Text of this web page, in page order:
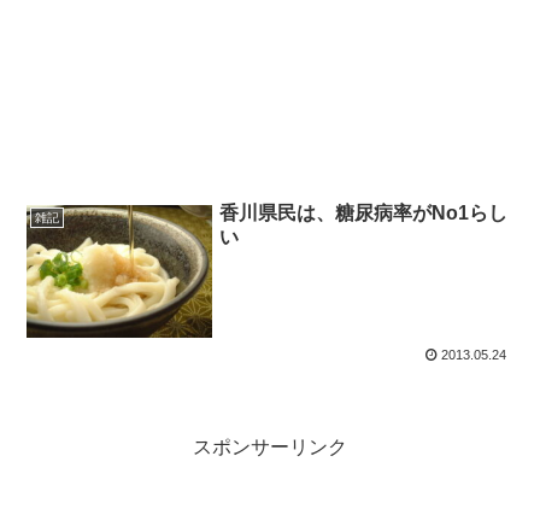
雑記
香川県民は、糖尿病率がNo1らし
い
2013.05.24
スポンサーリンク